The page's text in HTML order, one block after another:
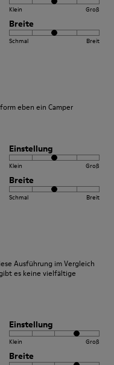
Klein Groß
Breite
Schmal Breit
eben ein Camper
Einstellung
Klein Groß
Breite
Schmal Breit
Ausführung im Vergleich
es keine vielfältige
Einstellung
Klein Groß
Breite